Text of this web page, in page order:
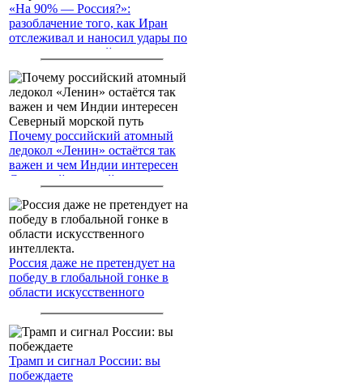
«На 90% — Россия?»:
разоблачение того, как Иран
отслеживал и наносил удары по
американским войскам
Почему российский атомный
ледокол «Ленин» остаётся так
важен и чем Индии интересен
Северный морской путь
Россия даже не претендует на
победу в глобальной гонке в
области искусственного
Трамп и сигнал России: вы
побеждаете